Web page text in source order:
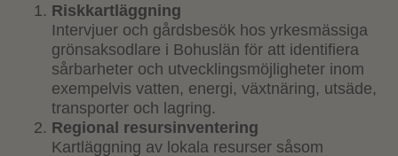
Riskkartläggning
Intervjuer och gårdsbesök hos yrkesmässiga
grönsaksodlare i Bohuslän för att identifiera
sårbarheter och utvecklingsmöjligheter inom
exempelvis vatten, energi, växtnäring, utsäde,
transporter och lagring.
Regional resursinventering
Kartläggning av lokala resurser såsom